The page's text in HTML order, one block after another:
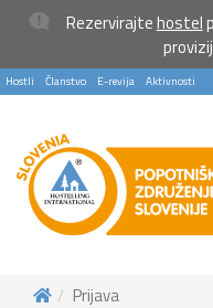
Rezervirajtehostel
Hostli Članstvo E-revija Aktivnosti
Prijava